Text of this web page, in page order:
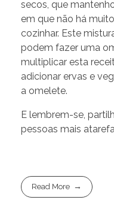
secos, que
em que não há
cozinhar. Este
podem fazer uma
multiplicar esta
adicionar ervas e
a omelete.
E lembrem-se,
pessoas mais
Read More